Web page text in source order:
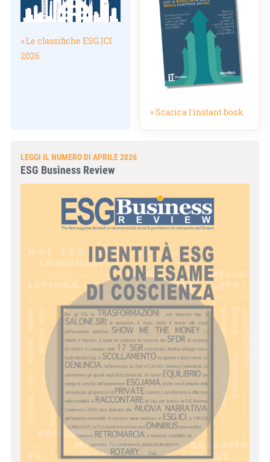
» Le classifiche ESG.ICI
2026
» Scarica l'instant book
LEGGI IL NUMERO DI APRILE 2026
ESG Business Review